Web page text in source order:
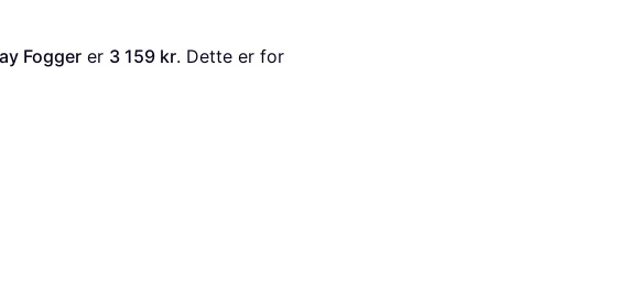
Fogger er 3 159 kr. Dette er for